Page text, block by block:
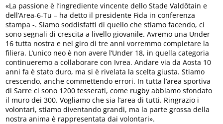
«La passione è l’ingrediente vincente dello Stade Valdôtain e
dell’Area-6-Tu – ha detto il presidente Fida in conferenza
stampa -. Siamo soddisfatti di quello che stiamo facendo, ci
sono segnali di crescita a livello giovanile. Avremo una Under
16 tutta nostra e nel giro di tre anni vorremmo completare la
filiera. L’unico neo è non avere l’Under 18, in quella categoria
continueremo a collaborare con Ivrea. Andare via da Aosta 10
anni fa è stato duro, ma si è rivelata la scelta giusta. Stiamo
crescendo, anche commettendo errori. In tutta l’area sportiva
di Sarre ci sono 1200 tesserati, come rugby abbiamo sfondato
il muro dei 300. Vogliamo che sia l’area di tutti. Ringrazio i
volontari, stiamo diventando grandi, ma la parte grossa della
nostra anima è rappresentata dai volontari».